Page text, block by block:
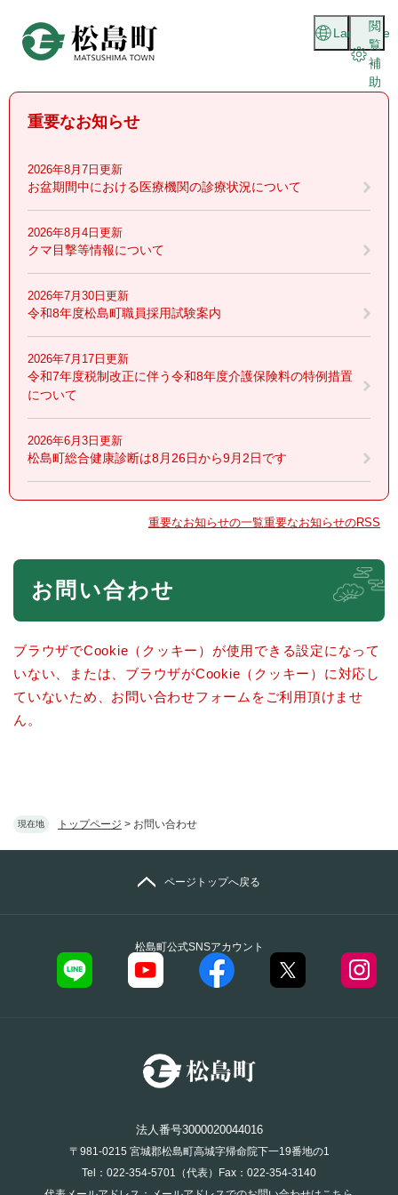
頭
閲
覧
補
助
Language
現在地 トップページ > お問い合わせ
重要なお知らせ
2026年8月7日更新
お盆期間中における医療機関の診療状況について
2026年8月4日更新
クマ目撃等情報について
2026年7月30日更新
令和8年度松島町職員採用試験案内
2026年7月17日更新
令和7年度税制改正に伴う令和8年度介護保険料の特例措置
について
2026年6月3日更新
松島町総合健康診断は8月26日から9月2日です
重要なお知らせの一覧重要なお知らせのRSS
本
お問い合わせ
ブラウザでCookie（クッキー）が使用できる設定になって
いない、または、ブラウザがCookie（クッキー）に対応し
ていないため、お問い合わせフォームをご利用頂けませ
ん。
松島町公式SNSアカウント
ページトップへ戻る
法人番号3000020044016
〒981-0215 宮城郡松島町高城字帰命院下一19番地の1
Tel：022-354-5701（代表）Fax：022-354-3140